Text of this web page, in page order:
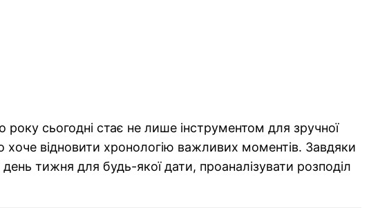
року сьогодні стає не лише інструментом для зручної
хоче відновити хронологію важливих моментів. Завдяки
тижня для будь-якої дати, проаналізувати розподіл